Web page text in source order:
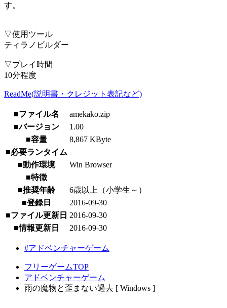
す。
▽使用ツール
ティラノビルダー
▽プレイ時間
10分程度
ReadMe(説明書・クレジット表記など)
■ファイル名
amekako.zip
■バージョン
1.00
■容量
8,867 KByte
■必要ランタイム
■動作環境
Win Browser
■特徴
■推奨年齢
6歳以上（小学生～）
■登録日
2016-09-30
■ファイル更新日 2016-09-30
■情報更新日
2016-09-30
#アドベンチャーゲーム
フリーゲームTOP
アドベンチャーゲーム
雨の魔物と歪まない過去 [ Windows ]